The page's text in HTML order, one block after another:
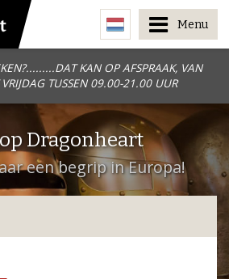
KAN OP AFSPRAAK, VAN
TUSSEN 09.00-21.00 UUR
Menu
Dragonheart
een begrip in Europa!